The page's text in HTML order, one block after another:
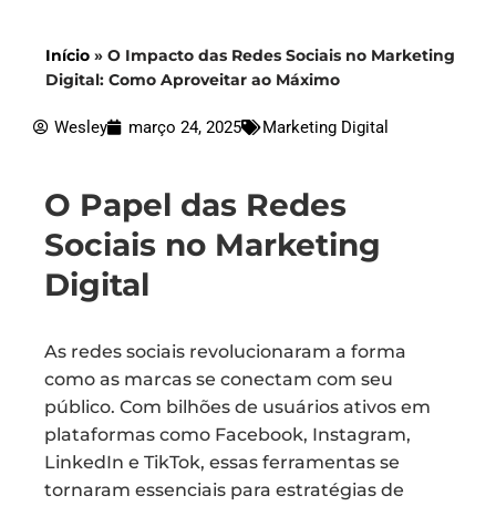
Início » O Impacto das Redes Sociais no Marketing
Digital: Como Aproveitar ao Máximo
Wesley março 24, 2025 Marketing Digital
O Papel das Redes
Sociais no Marketing
Digital
As redes sociais revolucionaram a forma
como as marcas se conectam com seu
público. Com bilhões de usuários ativos em
plataformas como Facebook, Instagram,
LinkedIn e TikTok, essas ferramentas se
tornaram essenciais para estratégias de